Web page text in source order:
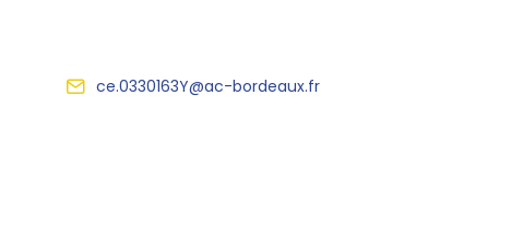
ce.0330163Y@ac-bordeaux.fr